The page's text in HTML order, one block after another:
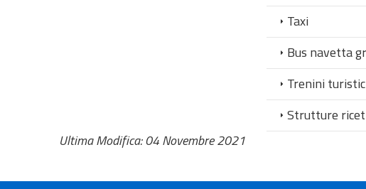
Taxi
Bus navetta
Trenini
Strutture
Ultima Modifica: 04 Novembre 2021